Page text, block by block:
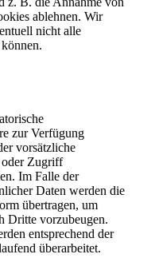
ablehnen. Wir
nicht alle
zur Verfügung
vorsätzliche
Zugriff
Im Falle der
Daten werden die
übertragen, um
Dritte vorzubeugen.
entsprechend der
überarbeitet.